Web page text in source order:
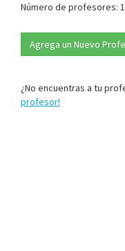
Número de profesores: 1
Agrega un Nuevo
¿No encuentras a tu
profesor!